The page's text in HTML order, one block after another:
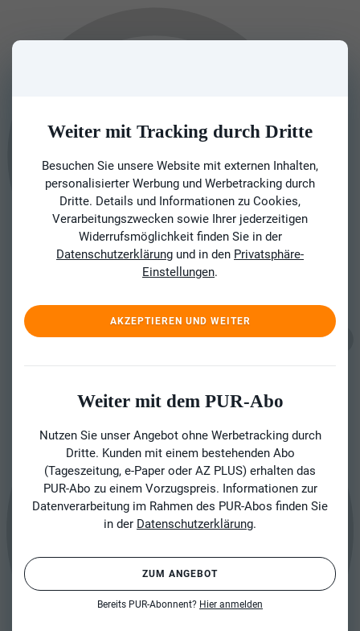
Weiter mit Tracking durch Dritte
Besuchen Sie unsere Website mit externen Inhalten,
personalisierter Werbung und Werbetracking durch
Dritte. Details und Informationen zu Cookies,
Verarbeitungszwecken sowie Ihrer jederzeitigen
Widerrufsmöglichkeit finden Sie in der
Datenschutzerklärung und in den Privatsphäre-
Einstellungen.
AKZEPTIEREN UND WEITER
Weiter mit dem PUR-Abo
Nutzen Sie unser Angebot ohne Werbetracking durch
Dritte. Kunden mit einem bestehenden Abo
(Tageszeitung, e-Paper oder AZ PLUS) erhalten das
PUR-Abo zu einem Vorzugspreis. Informationen zur
Datenverarbeitung im Rahmen des PUR-Abos finden Sie
in der Datenschutzerklärung.
ZUM ANGEBOT
Bereits PUR-Abonnent? Hier anmelden